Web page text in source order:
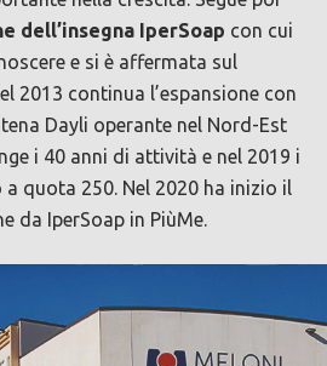
dell’insegna IperSoap con cui
e si è affermata sul
2013 continua l’espansione con
Dayli operante nel Nord-Est
i 40 anni di attività e nel 2019 i
quota 250. Nel 2020 ha inizio il
da IperSoap in PiùMe.